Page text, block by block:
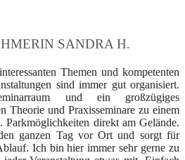
SANDRA H.
Themen und kompetenten
sind immer gut organisiert.
und ein großzügiges
Theorie und Praxisseminare zu einem
Parkmöglichkeiten direkt am Gelände.
ganzen Tag vor Ort und sorgt für
Ich bin hier immer sehr gerne zu